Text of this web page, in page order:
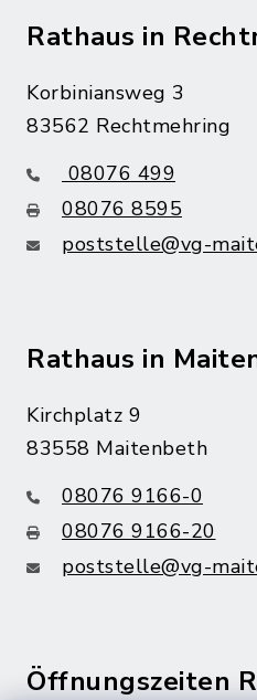
Rathaus in
Korbiniansweg 3
83562 Rechtmehring
08076 499
08076 8595
poststelle@vg-
Rathaus in
Kirchplatz 9
83558 Maitenbeth
08076 9166-0
08076 9166-20
poststelle@vg-
Öffnungszeiten